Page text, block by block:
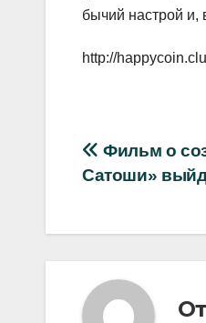
бычий настрой и,
http://
записям
Фильм о
Сатоши»
От